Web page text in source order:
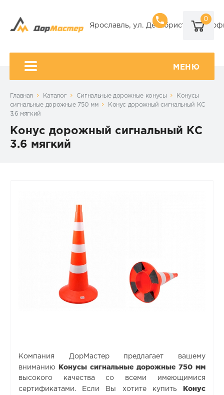
Ярославль, ул. Декабристов, 9А,
8 (920) 101-
0
МЕНЮ
Главная Каталог Сигнальные дорожные конусы
Конусы
сигнальные дорожные 750 мм
Конус дорожный сигнальный КС
3.6 мягкий
Конус дорожный сигнальный КС
3.6 мягкий
Компания ДорМастер предлагает вашему
вниманию Конусы сигнальные дорожные 750 мм
высокого качества со всеми имеющимися
сертификатами. Если Вы хотите купить Конус